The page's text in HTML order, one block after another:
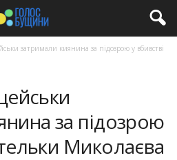
затримали киянина за підозрою у вбивстві
за підозрою
Миколаєва